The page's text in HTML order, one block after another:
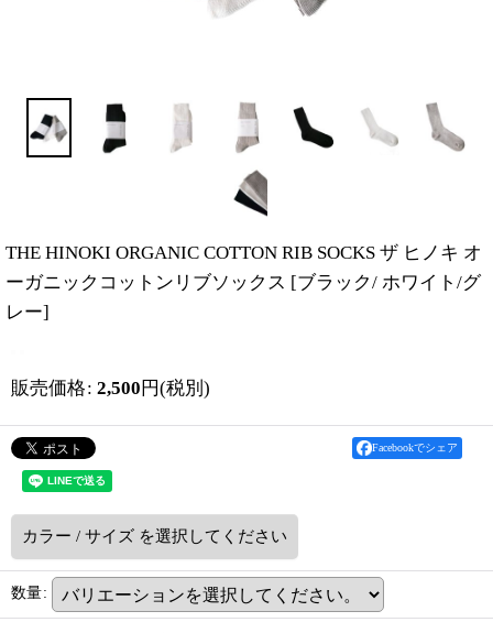
THE HINOKI ORGANIC COTTON RIB SOCKS ザ ヒノキ オ
ーガニックコットンリブソックス [ブラック/ ホワイト/グ
レー]
販売価格: 2,500 円(税別)
Facebookでシェア
カラー / サイズ を選択してください
数量: